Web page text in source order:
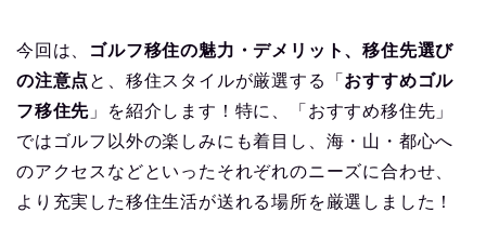
今回は、
ゴルフ移住の魅力・デメリット、移住先選び
の注意点 と、移住スタイルが厳選する「 おすすめゴル
フ移住先 」を紹介します！特に、「おすすめ移住先」
ではゴルフ以外の楽しみにも着目し、海・山・都心へ
のアクセスなどといったそれぞれのニーズに合わせ、
より充実した移住生活が送れる場所を厳選しました！